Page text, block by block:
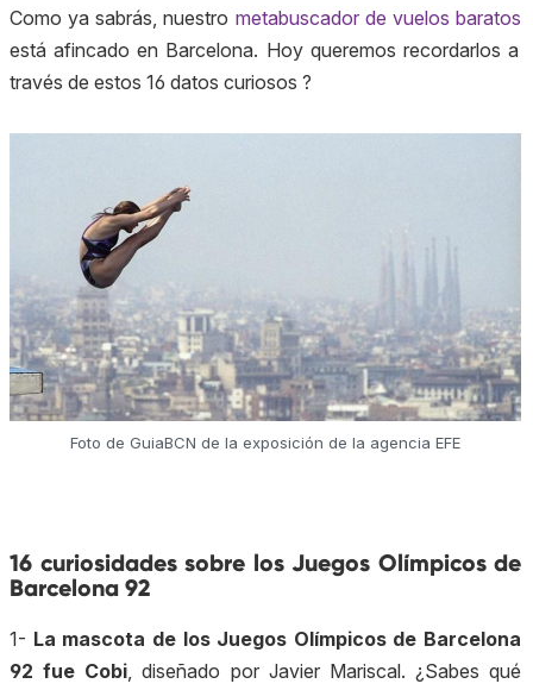
Como ya sabrás, nuestro metabuscador de vuelos baratos
está afincado en Barcelona. Hoy queremos recordarlos a
través de estos 16 datos curiosos ?
Foto de GuiaBCN de la exposición de la agencia EFE
16 curiosidades sobre los Juegos Olímpicos de
Barcelona 92
1- La mascota de los Juegos Olímpicos de Barcelona
92 fue Cobi, diseñado por Javier Mariscal. ¿Sabes qué